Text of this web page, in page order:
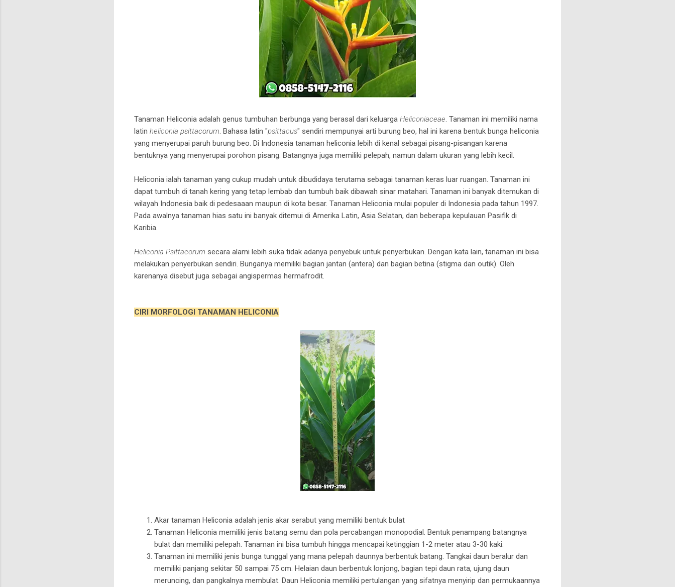
Tanaman Heliconia adalah genus tumbuhan berbunga yang berasal dari keluarga Heliconiaceae . Tanaman ini memiliki nama
latin heliconia psittacorum . Bahasa latin "psittacus" sendiri mempunyai arti burung beo, hal ini karena bentuk bunga heliconia
yang menyerupai paruh burung beo. Di Indonesia tanaman heliconia lebih di kenal sebagai pisang-pisangan karena
bentuknya yang menyerupai porohon pisang. Batangnya juga memiliki pelepah, namun dalam ukuran yang lebih kecil.
Heliconia ialah tanaman yang cukup mudah untuk dibudidaya terutama sebagai tanaman keras luar ruangan. Tanaman ini
dapat tumbuh di tanah kering yang tetap lembab dan tumbuh baik dibawah sinar matahari. Tanaman ini banyak ditemukan di
wilayah Indonesia baik di pedesaaan maupun di kota besar. Tanaman Heliconia mulai populer di Indonesia pada tahun 1997.
Pada awalnya tanaman hias satu ini banyak ditemui di Amerika Latin, Asia Selatan, dan beberapa kepulauan Pasifik di
Karibia.
Heliconia Psittacorum secara alami lebih suka tidak adanya penyebuk untuk penyerbukan. Dengan kata lain, tanaman ini bisa
melakukan penyerbukan sendiri. Bunganya memiliki bagian jantan (antera) dan bagian betina (stigma dan outik). Oleh
karenanya disebut juga sebagai angispermas hermafrodit.
CIRI MORFOLOGI TANAMAN HELICONIA
Akar tanaman Heliconia adalah jenis akar serabut yang memiliki bentuk bulat
Tanaman Heliconia memiliki jenis batang semu dan pola percabangan monopodial. Bentuk penampang batangnya
bulat dan memiliki pelepah. Tanaman ini bisa tumbuh hingga mencapai ketinggian 1-2 meter atau 3-30 kaki.
Tanaman ini memiliki jenis bunga tunggal yang mana pelepah daunnya berbentuk batang. Tangkai daun beralur dan
memiliki panjang sekitar 50 sampai 75 cm. Helaian daun berbentuk lonjong, bagian tepi daun rata, ujung daun
meruncing, dan pangkalnya membulat. Daun Heliconia memiliki pertulangan yang sifatnya menyirip dan permukaannya